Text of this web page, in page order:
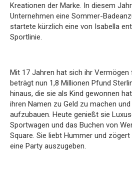
Kreationen der Marke. In diesem
Unternehmen eine Sommer-
startete kürzlich eine von Isabella
Sportlinie.
Mit 17 Jahren hat sich ihr
beträgt nun 1,8 Millionen Pfund
hinaus, die sie als Kind gewonnen
ihren Namen zu Geld zu machen
aufzubauen. Heute genießt sie
Sportwagen und das Buchen von
Square. Sie liebt Hummer und
eine Party auszugeben.